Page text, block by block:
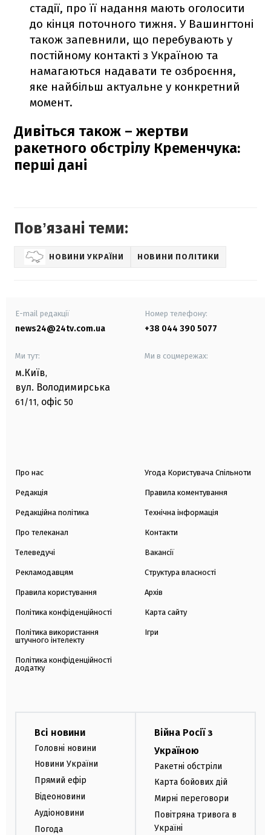
стадії, про її надання мають оголосити
до кінця поточного тижня. У Вашингтоні
також запевнили, що перебувають у
постійному контакті з Україною та
намагаються надавати те озброєння,
яке найбільш актуальне у конкретний
момент.
Дивіться також – жертви
ракетного обстрілу Кременчука:
перші дані
Повʼязані теми:
НОВИНИ УКРАЇНИ НОВИНИ ПОЛІТИКИ
E-mail редакції
news24@24tv.com.ua
Номер телефону:
+38 044 390 5077
Ми тут:
м.Київ,
вул. Володимирська
61/11, офіс 50
Ми в соцмережах:
Про нас
Редакція
Редакційна політика
Про телеканал
Телеведучі
Рекламодавцям
Правила користування
Політика конфіденційності
Політика використання
штучного інтелекту
Політика конфіденційності
додатку
Угода Користувача Спільноти
Правила коментування
Технічна інформація
Контакти
Вакансії
Структура власності
Архів
Карта сайту
Ігри
Всі новини
Головні новини
Новини України
Прямий ефір
Відеоновини
Аудіоновини
Погода
Війна Росії з
Україною
Ракетні обстріли
Карта бойових дій
Мирні переговори
Повітряна тривога в
Україні